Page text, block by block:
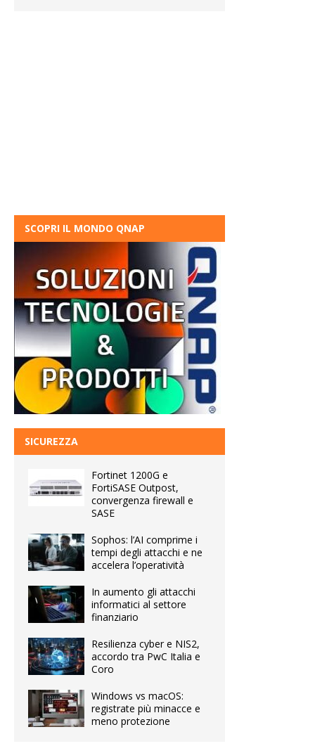
SCOPRI IL MONDO QNAP
SICUREZZA
Fortinet 1200G e
FortiSASE Outpost,
convergenza firewall e
SASE
Sophos: l’AI comprime i
tempi degli attacchi e ne
accelera l’operatività
In aumento gli attacchi
informatici al settore
finanziario
Resilienza cyber e NIS2,
accordo tra PwC Italia e
Coro
Windows vs macOS:
registrate più minacce e
meno protezione